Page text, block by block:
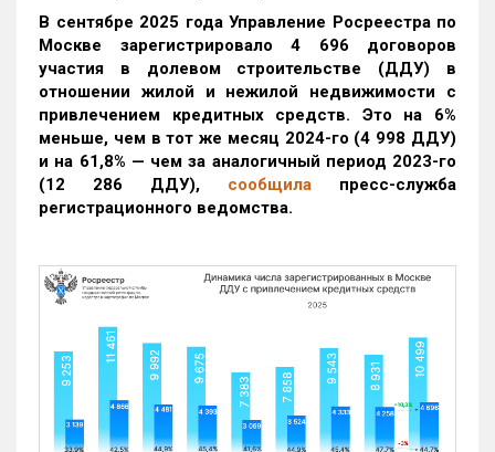
В сентябре 2025 года Управление Росреестра по
Москве зарегистрировало 4 696 договоров
участия в долевом строительстве (ДДУ) в
отношении жилой и нежилой недвижимости с
привлечением кредитных средств. Это на 6%
меньше, чем в тот же месяц 2024-го (4 998 ДДУ)
и на 61,8% — чем за аналогичный период 2023-го
(12 286 ДДУ), сообщила пресс-служба
регистрационного ведомства.